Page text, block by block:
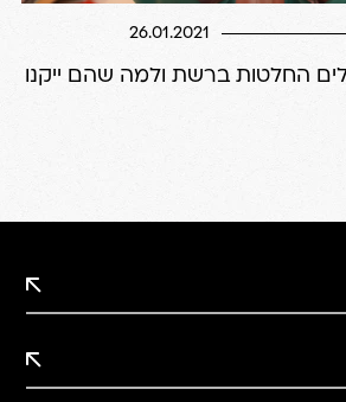
26.01.2021
החלטות ברשת ולמה שהם ייקנו